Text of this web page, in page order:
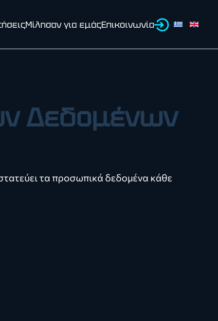
Μίλησαν για εμάςΕπικοινωνία
Δεδομένων
τα προσωπικά δεδομένα κάθε